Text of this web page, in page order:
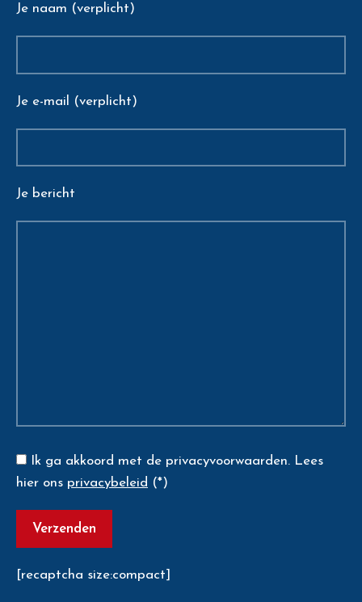
Je naam (verplicht)
Je e-mail (verplicht)
Je bericht
Ik ga akkoord met de privacyvoorwaarden. Lees
hier ons privacybeleid (*)
[recaptcha size:compact]